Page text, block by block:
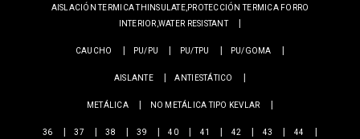
AISLACIÓN TERMICA THINSULATE,PROTECCIÓN TERMICA FORRO
INTERIOR,WATER RESISTANT
CAUCHO PU/PU PU/TPU PU/GOMA
AISLANTE ANTIESTÁTICO
METÁLICA NO METÁLICA TIPO KEVLAR
36 37 38 39 40 41 42 43
44